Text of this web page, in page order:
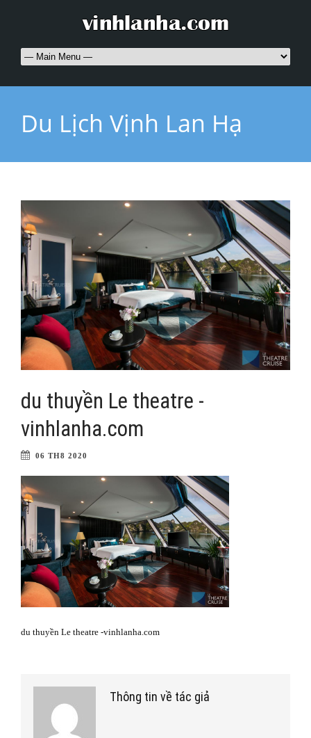
Du Lịch Vịnh Lan Hạ
du thuyền Le theatre -
vinhlanha.com
06 TH8 2020
du thuyền Le theatre -vinhlanha.com
Thông tin về tác giả